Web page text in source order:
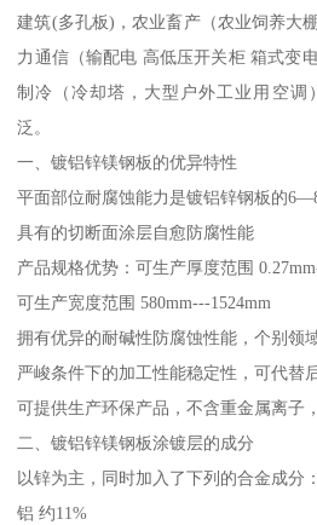
建筑(多孔板)，农业畜产（农业饲养大
力通信（输配电 高低压开关柜 箱式变
制冷（冷却塔，大型户外工业用空调
泛。
一、镀铝锌镁钢板的优异特性
平面部位耐腐蚀能力是镀铝锌钢板的
具有的切断面涂层自愈防腐性能
产品规格优势：可生产厚度范围
可生产宽度范围 580mm---1524mm
拥有优异的耐碱性防腐蚀性能，个别领
严峻条件下的加工性能稳定性，可代替
可提供生产环保产品，不含重金属离子
二、镀铝锌镁钢板涂镀层的成分
以锌为主，同时加入了下列的合金成分：
铝 约11%